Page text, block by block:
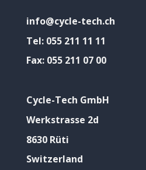
info@cycle-tech.ch
Tel: 055 211 11 11
Fax: 055 211 07 00
Cycle-Tech GmbH
Werkstrasse 2d
8630 Rüti
Switzerland